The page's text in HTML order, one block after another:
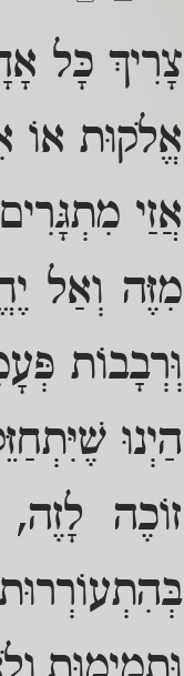
צָרִיךְ כָּל
אֱלֹקוּת אוֹ
אֲזַי
מִזֶּה וְאַל
וְּרְבָבוֹת
הַיְנוּ
זוֹכֶה